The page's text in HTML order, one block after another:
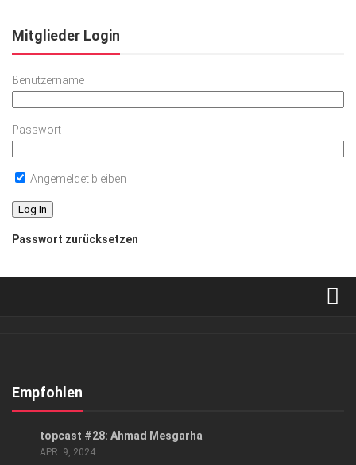
Mitglieder Login
Benutzername
Passwort
Angemeldet bleiben
Passwort zurücksetzen
Kontakt, Impressum
Empfohlen
topcast #28: Ahmad Mesgarha
APR. 9, 2024